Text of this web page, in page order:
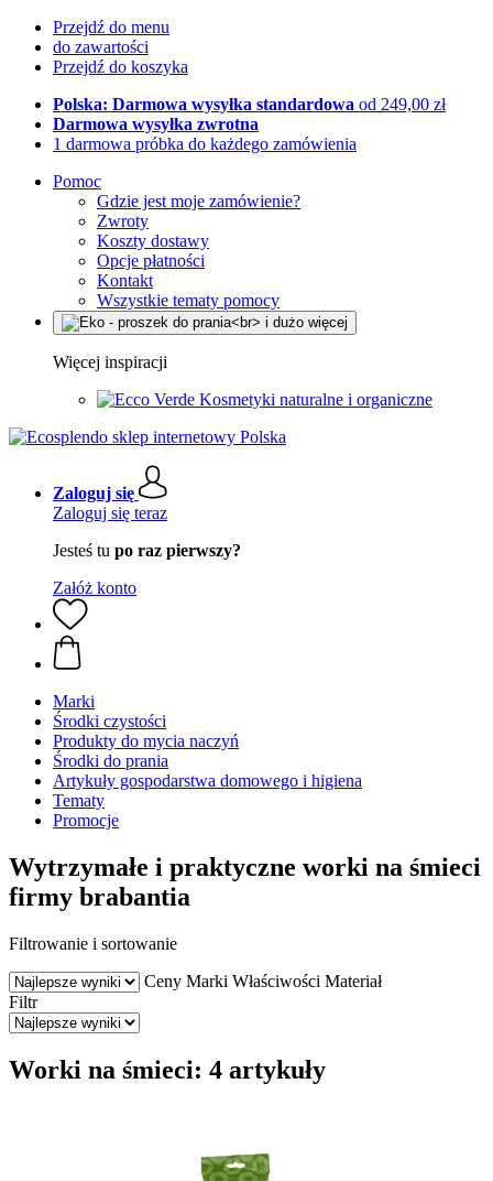
Przejdź do menu
do zawartości
Przejdź do koszyka
Polska: Darmowa wysyłka standardowa od 249,00 zł
Darmowa wysyłka zwrotna
1 darmowa próbka do każdego zamówienia
Pomoc
Gdzie jest moje zamówienie?
Zwroty
Koszty dostawy
Opcje płatności
Kontakt
Wszystkie tematy pomocy
Więcej inspiracji
Kosmetyki naturalne i organiczne
Zaloguj się
Zaloguj się teraz
Jesteś tu po raz pierwszy?
Załóż konto
Marki
Środki czystości
Produkty do mycia naczyń
Środki do prania
Artykuły gospodarstwa domowego i higiena
Tematy
Promocje
Wytrzymałe i praktyczne worki na śmieci
firmy brabantia
Filtrowanie i sortowanie
Ceny Marki Właściwości Materiał
Filtr
Worki na śmieci: 4 artykuły